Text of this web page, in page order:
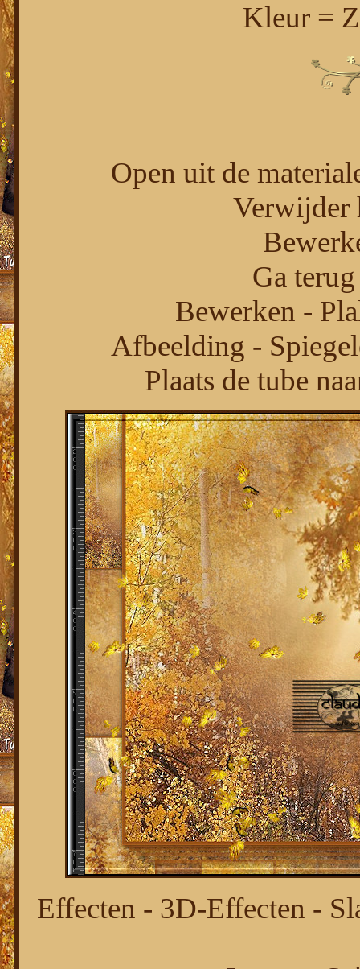
Kleur =
Open uit de
Verwijder
Ga
Bewerken -
Afbeelding -
Plaats de tube
Effecten - 3D-Effecten -